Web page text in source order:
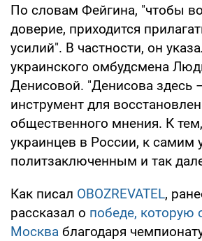
По словам Фейгина, "чтобы
доверие, приходится
усилий". В частности, он
украинского омбудсмена
Денисовой. "Денисова здесь
инструмент для
общественного мнения. К
украинцев в России, к самим
политзаключенным и так
Как писал OBOZREVATEL,
рассказал о победе, которую
Москва благодаря